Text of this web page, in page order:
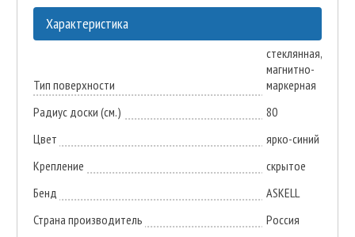
Характеристика
Тип поверхности
стеклянная,
магнитно-
маркерная
Радиус доски (см.)
80
Цвет
ярко-синий
Крепление
скрытое
Бенд
ASKELL
Страна производитель
Россия